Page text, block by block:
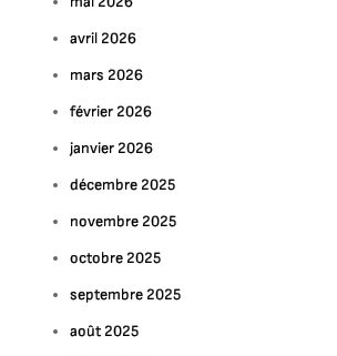
avril 2026
mars 2026
février 2026
janvier 2026
décembre 2025
novembre 2025
octobre 2025
septembre 2025
août 2025